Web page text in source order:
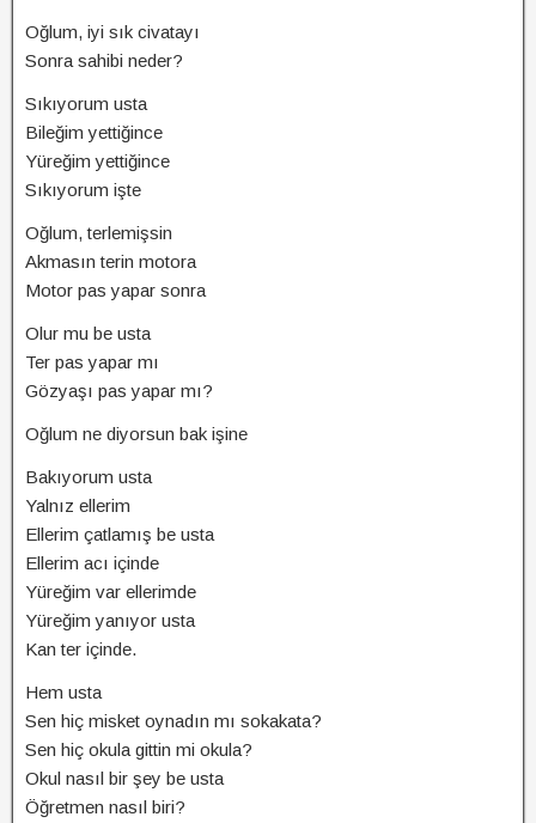
Oğlum, iyi sık civatayı
Sonra sahibi neder?
Sıkıyorum usta
Bileğim yettiğince
Yüreğim yettiğince
Sıkıyorum işte
Oğlum, terlemişsin
Akmasın terin motora
Motor pas yapar sonra
Olur mu be usta
Ter pas yapar mı
Gözyaşı pas yapar mı?
Oğlum ne diyorsun bak işine
Bakıyorum usta
Yalnız ellerim
Ellerim çatlamış be usta
Ellerim acı içinde
Yüreğim var ellerimde
Yüreğim yanıyor usta
Kan ter içinde.
Hem usta
Sen hiç misket oynadın mı sokakata?
Sen hiç okula gittin mi okula?
Okul nasıl bir şey be usta
Öğretmen nasıl biri?